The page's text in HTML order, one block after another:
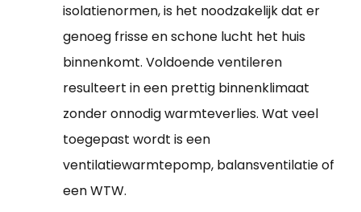
isolatienormen, is het noodzakelijk dat er
genoeg frisse en schone lucht het huis
binnenkomt. Voldoende ventileren
resulteert in een prettig binnenklimaat
zonder onnodig warmteverlies. Wat veel
toegepast wordt is een
ventilatiewarmtepomp, balansventilatie of
een WTW.